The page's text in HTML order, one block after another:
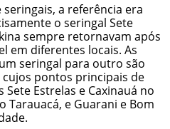
a referência era
o seringal Sete
sempre retornavam após
em diferentes locais. As
seringal para outro são
pontos principais de
Estrelas e Caxinauá no
e Guarani e Bom